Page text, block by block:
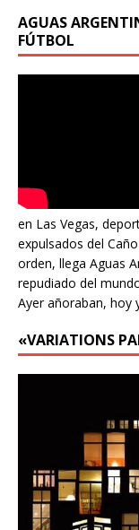
AGUAS
FÚTBOL
en Las Vegas,
expulsados del
orden, llega Aguas
repudiado del
Ayer añoraban, hoy
«VARIATIONS